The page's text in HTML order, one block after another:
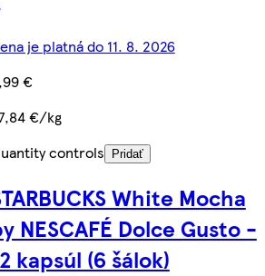
je platná do 11. 8. 2026
€
€/kg
controls
Pridať
White Mocha
NESCAFÉ Dolce Gusto -
kapsúl (6 šálok)